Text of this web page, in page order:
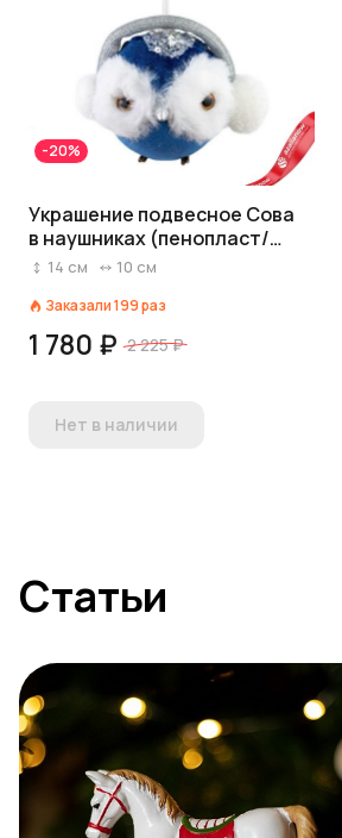
-20%
Украшение подвесное Сова
в наушниках (пенопласт/
текстиль), H14x10x9см,
14 см 10 см
Заказали199раз
1 780 ₽ 2 225 ₽
Нет в наличии
Статьи